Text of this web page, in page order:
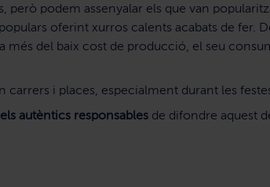
podem assenyalar els que van
oferint xurros calents acabats de fer.
més del baix cost de producció, el seu
i places, especialment durant les
autèntics responsablesde difondre aquest